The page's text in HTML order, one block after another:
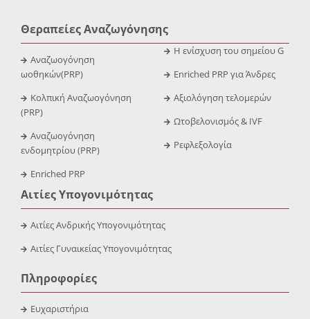
Θεραπείες Αναζωγόνησης
Αναζωογόνηση
ωοθηκών(PRP)
Κολπική Αναζωογόνηση
(PRP)
Αναζωογόνηση
ενδομητρίου (PRP)
Enriched PRP
Η ενίσχυση του σημείου G
Enriched PRP για Άνδρες
Αξιολόγηση τελομερών
Ωτοβελονισμός & IVF
Ρεφλεξολογία
Αιτίες Υπογονιμότητας
Αιτίες Ανδρικής Υπογονιμότητας
Αιτίες Γυναικείας Υπογονιμότητας
Πληροφορίες
Ευχαριστήρια